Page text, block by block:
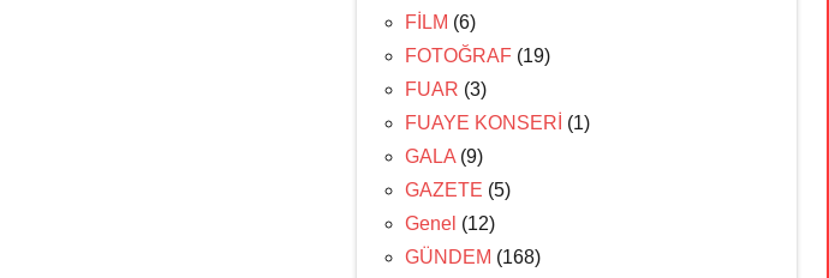
FİLM (6)
FOTOĞRAF (19)
FUAR (3)
FUAYE KONSERİ (1)
GALA (9)
GAZETE (5)
Genel (12)
GÜNDEM (168)